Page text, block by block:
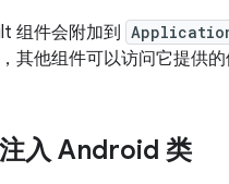
组件会附加到
其他组件可以访问它提供的
入 Android 类